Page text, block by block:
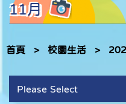
11月
首頁 > 校園生活 >
Please Select